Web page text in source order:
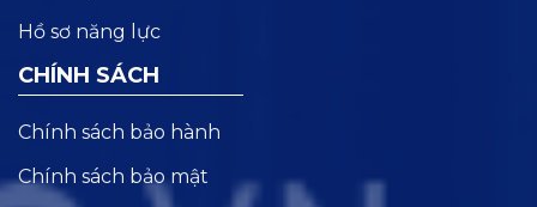
Hồ sơ năng lực
CHÍNH SÁCH
Chính sách bảo hành
Chính sách bảo mật